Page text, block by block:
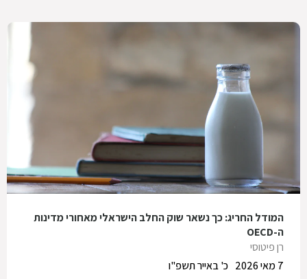
המודל החריג: כך נשאר שוק החלב הישראלי מאחורי מדינות
ה-OECD
רן פיטוסי
כ' באייר תשפ"ו
7 מאי 2026